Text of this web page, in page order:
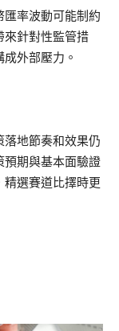
率波動可能制約
來針對性監管措
外部壓力。
地節奏和效果仍
預期與基本面驗證
精選賽道比擇時更